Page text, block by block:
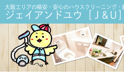
大阪エリアの格安・安心のハウスクリーニング・
ジェイアンドユウ［Ｊ&Ｕ］